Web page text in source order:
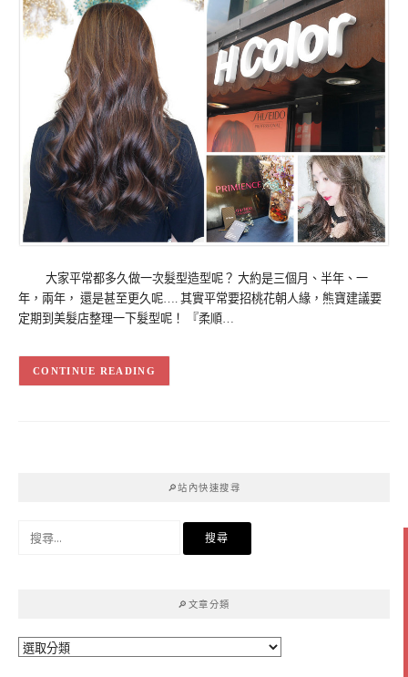
大家平常都多久做一次髮型造型呢？ 大約是三個月、半年、一
年，兩年， 還是甚至更久呢…. 其實平常要招桃花朝人緣，熊寶建議要
定期到美髮店整理一下髮型呢！ 『柔順…
CONTINUE READING
🔎站內快速搜尋
🔎文章分類
🔎